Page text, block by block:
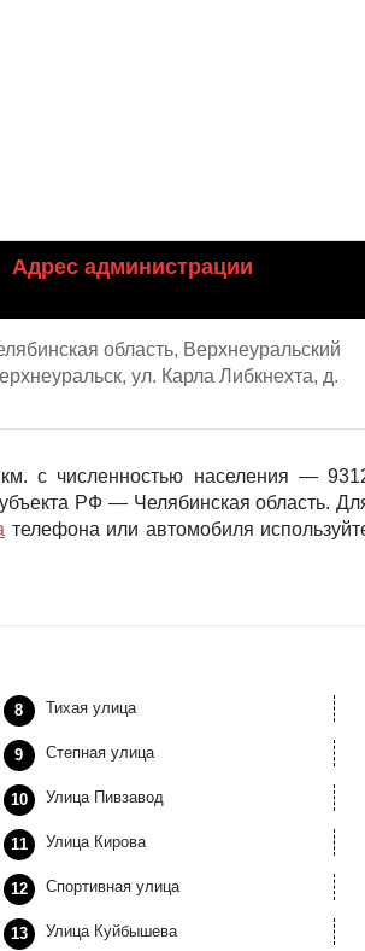
Адрес администрации
область, Верхнеуральский
ул. Карла Либкнехта, д.
с численностью населения —
РФ — Челябинская область.
телефона или автомобиля
Тихая улица
Степная улица
Улица Пивзавод
Улица Кирова
Спортивная улица
Улица Куйбышева